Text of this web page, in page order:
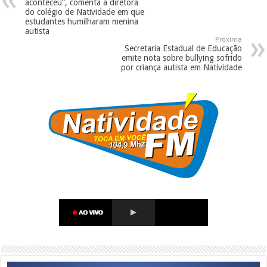
aconteceu”, comenta a diretora
do colégio de Natividade em que
estudantes humilharam menina
autista
Próxima
Secretaria Estadual de Educação
emite nota sobre bullying sofrido
por criança autista em Natividade